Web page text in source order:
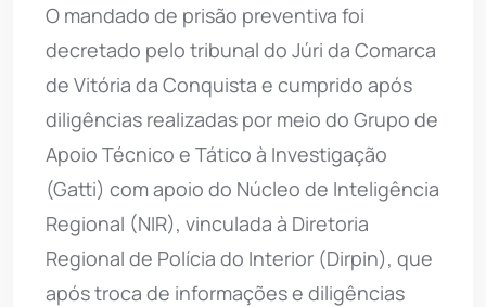
O mandado de prisão preventiva foi
decretado pelo tribunal do Júri da Comarca
de Vitória da Conquista e cumprido após
diligências realizadas por meio do Grupo de
Apoio Técnico e Tático à Investigação
(Gatti) com apoio do Núcleo de Inteligência
Regional (NIR), vinculada à Diretoria
Regional de Polícia do Interior (Dirpin), que
após troca de informações e diligências